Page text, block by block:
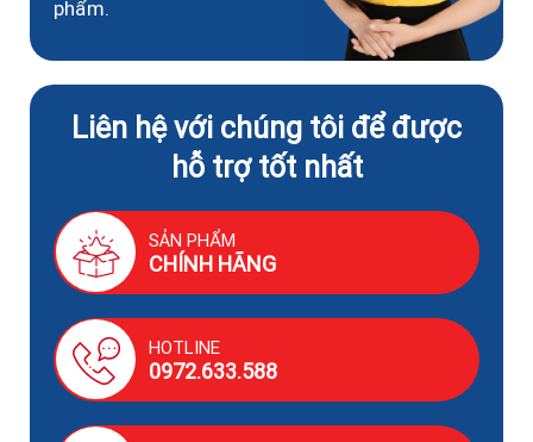
phẩm.
Liên hệ với chúng tôi để được
hỗ trợ tốt nhất
SẢN PHẨM
CHÍNH HÃNG
HOTLINE
0972.633.588